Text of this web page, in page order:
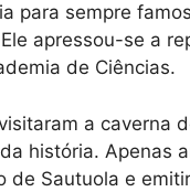
para sempre
apressou-se a
de Ciências.
a caverna
história. Apenas
de Sautuola e